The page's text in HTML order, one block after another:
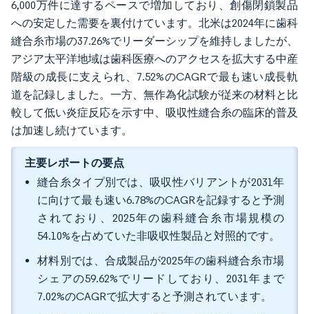
6,000万件に達するペースで増加しており、創傷閉鎖製品
への安定した需要を裏付けています。北米は2024年に歯科
縫合糸市場の37.26%でリーダーシップを維持しましたが、
アジア太平洋地域は歯科医療へのアクセスを拡大する中産
階級の成長に支えられ、7.52%のCAGRで最も速い成長軌
道を記録しました。一方、無作為化試験が従来の材料と比
較して低い炎症反応を示す中、吸収性縫合糸の臨床的普及
は加速し続けています。
主要レポートの要点
縫合糸タイプ別では、吸収性バリアントが2031年
に向けて最も速い6.78%のCAGRを記録すると予測
されており、2025年の歯科縫合糸市場規模の
54.10%を占めていた非吸収性製品と対照的です。
材料別では、合成製品が2025年の歯科縫合糸市場
シェアの59.62%でリードしており、2031年まで
7.02%のCAGRで拡大すると予測されています。